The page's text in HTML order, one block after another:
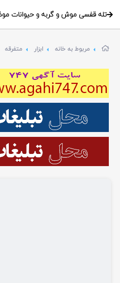
تله قفسی موش و گربه و حیوانات
مربوط به خانه ابزار متفرقه